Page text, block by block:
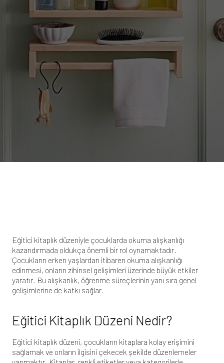
Eğitici kitaplık düzeniyle çocuklarda okuma alışkanlığı
kazandırmada oldukça önemli bir rol oynamaktadır.
Çocukların erken yaşlardan itibaren okuma alışkanlığı
edinmesi, onların zihinsel gelişimleri üzerinde büyük etkiler
yaratır. Bu alışkanlık, öğrenme süreçlerinin yanı sıra genel
gelişimlerine de katkı sağlar.
Eğitici Kitaplık Düzeni Nedir?
Eğitici kitaplık düzeni, çocukların kitaplara kolay erişimini
sağlamak ve onların ilgisini çekecek şekilde düzenlemeler